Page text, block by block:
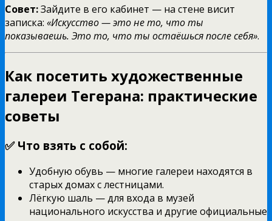
Совет:Зайдите в его кабинет — на стене висит
записка: «Искусство — это не то, что ты
показываешь. Это то, что ты остаёшься после себя».
Как посетить художественные
галереи Тегерана: практические
советы
✅ Что взять с собой:
Удобную обувь — многие галереи находятся в
старых домах с лестницами.
Лёгкую шаль — для входа в музей
национального искусства и другие официальные